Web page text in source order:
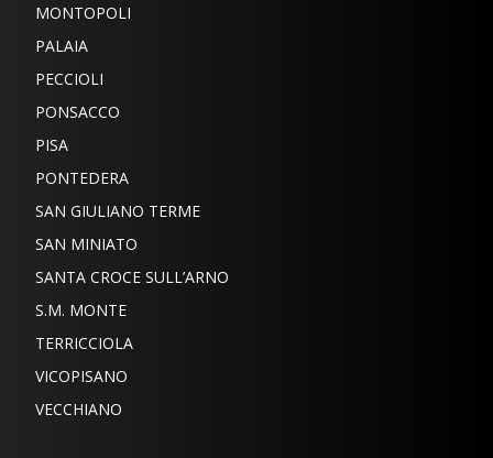
MONTOPOLI
PALAIA
PECCIOLI
PONSACCO
PISA
PONTEDERA
SAN GIULIANO TERME
SAN MINIATO
SANTA CROCE SULL’ARNO
S.M. MONTE
TERRICCIOLA
VICOPISANO
VECCHIANO